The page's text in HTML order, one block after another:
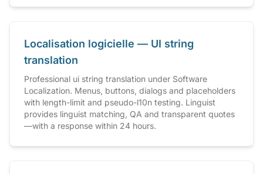
Localisation logicielle — UI string
translation
Professional ui string translation under Software
Localization. Menus, buttons, dialogs and placeholders
with length-limit and pseudo-l10n testing. Linguist
provides linguist matching, QA and transparent quotes
—with a response within 24 hours.